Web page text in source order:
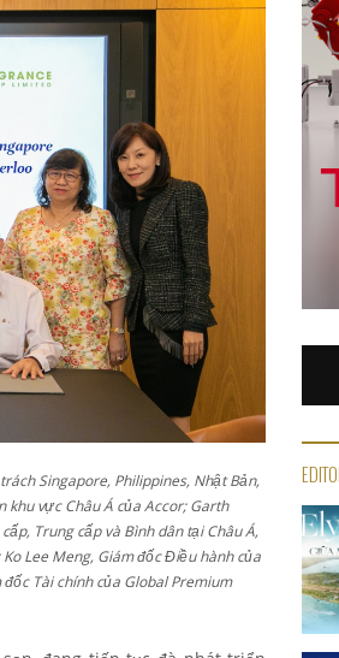
Singapore, Philippines, Nhật Bản,
khu vực Châu Á của Accor; Garth
Trung cấp và Bình dân tại Châu Á,
Lee Meng, Giám đốc Điều hành của
Tài chính của Global Premium